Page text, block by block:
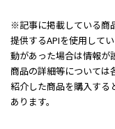
※記事に掲載している商
提供するAPIを使用して
動があった場合は情報が
商品の詳細等については
紹介した商品を購入する
あります。